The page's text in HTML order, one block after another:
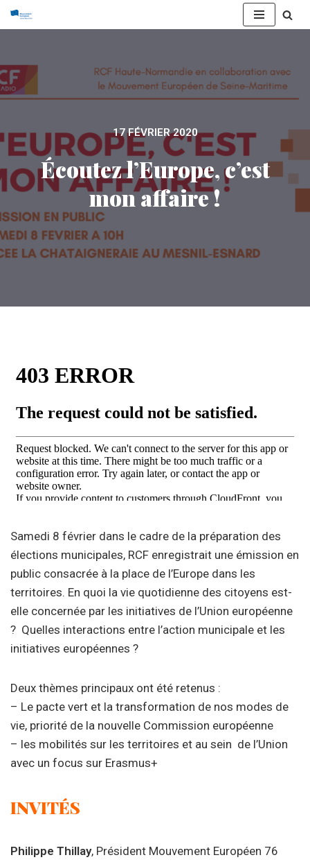
contenu
17 FÉVRIER 2020
Écoutez l’Europe, c’est
mon affaire !
Samedi 8 février dans le cadre de la préparation des
élections municipales, RCF enregistrait une émission en
public consacrée à la place de l’Europe dans les
territoires. En quoi la vie quotidienne des citoyens est-
elle concernée par les initiatives de l’Union européenne
? Quelles interactions entre l’action municipale et les
initiatives européennes ?
Deux thèmes principaux ont été retenus :
– Le pacte vert et la transformation de nos modes de
vie, priorité de la nouvelle Commission européenne
– les mobilités sur les territoires et au sein de l’Union
avec un focus sur Erasmus+
INVITÉS
Philippe Thillay, Président Mouvement Européen 76